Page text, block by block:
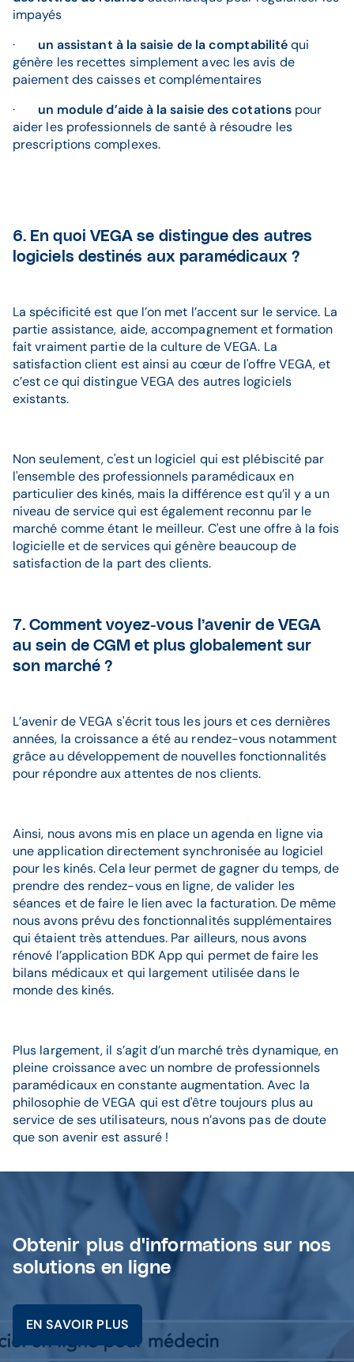
impayés
· un assistant à la saisie de la comptabilitéqui
génère les recettes simplement avec les avis de
paiement des caisses et complémentaires
· un module d’aide à la saisie des cotations pour
aider les professionnels de santé à résoudre les
prescriptions complexes.
6. En quoi VEGA se distingue des autres
logiciels destinés aux paramédicaux ?
La spécificité est que l’on met l’accent sur le service. La
partie assistance, aide, accompagnement et formation
fait vraiment partie de la culture de VEGA. La
satisfaction client est ainsi au cœur de l'offre VEGA, et
c’est ce qui distingue VEGA des autres logiciels
existants.
Non seulement, c'est un logiciel qui est plébiscité par
l'ensemble des professionnels paramédicaux en
particulier des kinés, mais la différence est qu’il y a un
niveau de service qui est également reconnu par le
marché comme étant le meilleur. C'est une offre à la fois
logicielle et de services qui génère beaucoup de
satisfaction de la part des clients.
7. Comment voyez-vous l’avenir de VEGA
au sein de CGM et plus globalement sur
son marché ?
L’avenir de VEGA s'écrit tous les jours et ces dernières
années, la croissance a été au rendez-vous notamment
grâce au développement de nouvelles fonctionnalités
pour répondre aux attentes de nos clients.
Ainsi, nous avons mis en place un agenda en ligne via
une application directement synchronisée au logiciel
pour les kinés. Cela leur permet de gagner du temps, de
prendre des rendez-vous en ligne, de valider les
séances et de faire le lien avec la facturation. De même
nous avons prévu des fonctionnalités supplémentaires
qui étaient très attendues. Par ailleurs, nous avons
rénové l’application BDK App qui permet de faire les
bilans médicaux et qui largement utilisée dans le
monde des kinés.
Plus largement, il s’agit d’un marché très dynamique, en
pleine croissance avec un nombre de professionnels
paramédicaux en constante augmentation. Avec la
philosophie de VEGA qui est d'être toujours plus au
service de ses utilisateurs, nous n’avons pas de doute
que son avenir est assuré !
Obtenir plus d'informations sur nos
solutions en ligne
EN SAVOIR PLUS